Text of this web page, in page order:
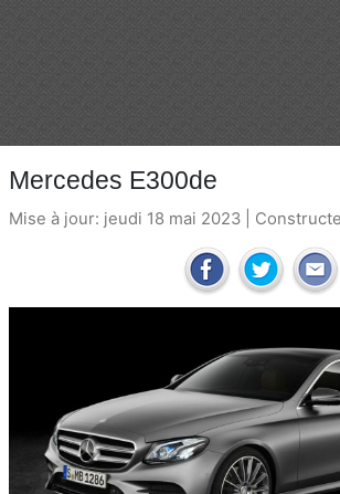
Mercedes E300de
Mise à jour: jeudi 18 mai 2023 |